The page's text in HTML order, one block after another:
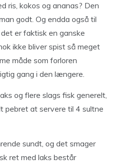
ris, kokos og ananas? Den
godt. Og endda også til
er faktisk en ganske
ikke bliver spist så meget
måde som forloren
gang i den længere.
og flere slags fisk generelt,
pebret at servere til 4 sultne
sundt, og det smager
ret med laks består